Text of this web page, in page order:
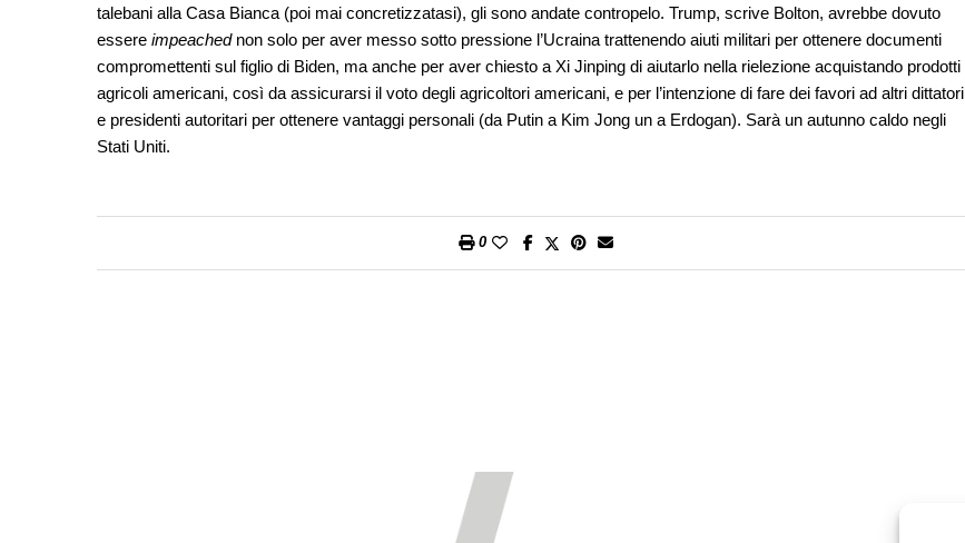
talebani alla Casa Bianca (poi mai concretizzatasi), gli sono andate contropelo. Trump, scrive Bolton, avrebbe dovuto
essere impeachednon solo per aver messo sotto pressione l’Ucraina trattenendo aiuti militari per ottenere documenti
compromettenti sul figlio di Biden, ma anche per aver chiesto a Xi Jinping di aiutarlo nella rielezione acquistando prodotti
agricoli americani, così da assicurarsi il voto degli agricoltori americani, e per l’intenzione di fare dei favori ad altri dittatori
e presidenti autoritari per ottenere vantaggi personali (da Putin a Kim Jong un a Erdogan). Sarà un autunno caldo negli
Stati Uniti.
0